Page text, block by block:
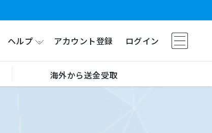
ヘルプ アカウント登録 ログイン
海外から送金受取